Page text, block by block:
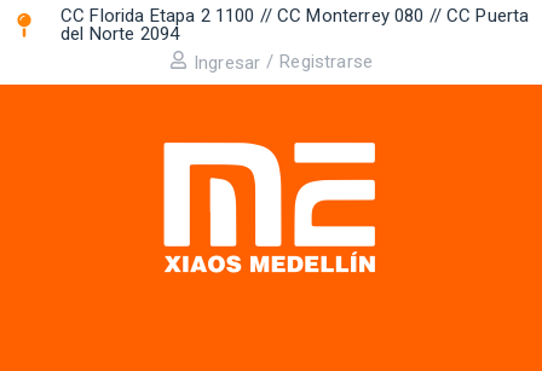
CC Florida Etapa 2 1100 // CC Monterrey 080 // CC Puerta
del Norte 2094 ​
Ingresar / Registrarse